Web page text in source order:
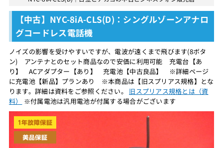
【中古】NYC-8iA-CLS(D)：シングルゾーンアナロ
グコードレス電話機
ノイズの影響を受けやすいですが、電波が遠くまで飛びます(8ボタ
ン) アンテナとのセット商品なので安価に利用可能 充電台【あ
り】 ACアダプター【あり】 充電池【中古良品】 ※詳細ページ
に充電池【新品】プランあり ※本商品は【旧スプリアス規格】とな
ります。詳細は資料をご参照ください。 旧スプリアス規格とは（資
料）
※付属電池は汎用電池が付属する場合がございます